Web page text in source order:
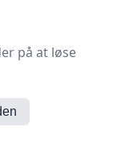
på at løse